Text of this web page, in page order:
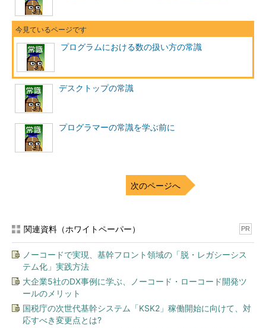
プログラムにおける数の扱い方の常識
デスクトップの常識
プログラマーの常識を学ぶ前に
次のページへ
関連資料（ホワイトペーパー） PR
ノーコードで実現、基幹フロント領域の「脱・レガシーシス
テム化」実践方法
大企業5社のDX事例に学ぶ、ノーコード・ローコード開発ツ
ールのメリット
国税庁の次世代基幹システム「KSK2」稼働開始に向けて、対
応すべき変更点とは?